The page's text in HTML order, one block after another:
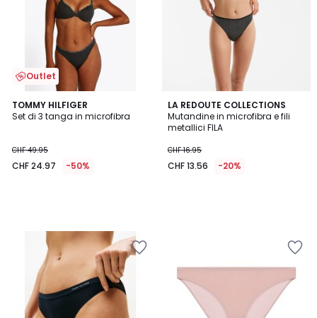
Outlet
TOMMY HILFIGER
Set di 3 tanga in microfibra
CHF 49.95
CHF 24.97 -50%
LA REDOUTE COLLECTIONS
Mutandine in microfibra e fili
metallici FILA
CHF 16.95
CHF 13.56 -20%